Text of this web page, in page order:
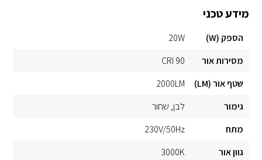
מידע טכני
הספק (W)
20W
מסירות אור
CRI 90
שטף אור (LM)
2000LM
גימור
לבן שחור
מתח
230V/50Hz
גוון אור
3000K